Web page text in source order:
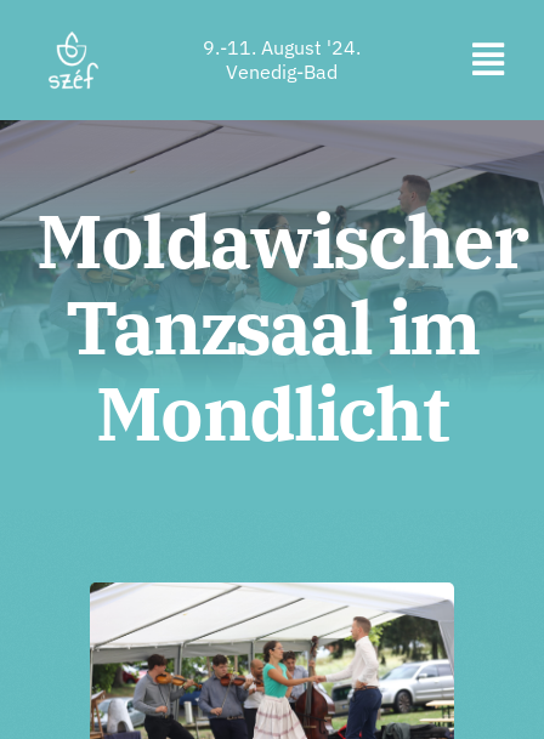
Inhalt
springen
Ticketkauf
Programm
Unterkunft
Über uns
Kontakt
Standort
9.-11. August '24.
Venedig-Bad
Moldawischer
Tanzsaal im
Mondlicht